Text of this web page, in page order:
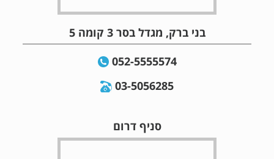
בני ברק, מגדל בסר 3 קומה 5
052-5555574
03-5056285
סניף דרום